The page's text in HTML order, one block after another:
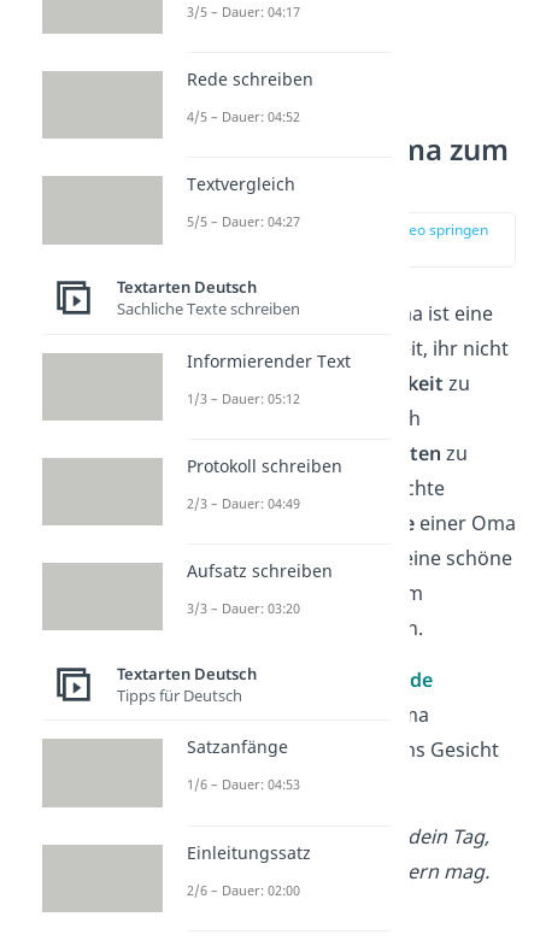
durch unsere
Gedichte für Oma zum
Geburtstag
zur Stelle im Video springen
Der Geburtstag der Oma ist eine
wundervolle Gelegenheit, ihr nicht
Dankbarkeit zu
zeigen, sondern sie auch
inspirierenden Worten zu
ehren. Oft fangen Gedichte
Stärkeeiner Oma
perfekt ein und bieten eine schöne
Möglichkeit, sie an ihrem
Geburtstag zu würdigen.
Hier sind
10 inspirierende
, die deiner Oma
garantiert ein Lächeln ins Gesicht
zaubern werden:
Liebe Oma, heut ist dein Tag,
den jeder mit dir feiern mag.
3/5 – Dauer: 04:17
Rede schreiben
4/5 – Dauer: 04:52
Textvergleich
5/5 – Dauer: 04:27
Textarten Deutsch
Sachliche Texte schreiben
Informierender Text
1/3 – Dauer: 05:12
Protokoll schreiben
2/3 – Dauer: 04:49
Aufsatz schreiben
3/3 – Dauer: 03:20
Textarten Deutsch
Tipps für Deutsch
Satzanfänge
1/6 – Dauer: 04:53
Einleitungssatz
2/6 – Dauer: 02:00